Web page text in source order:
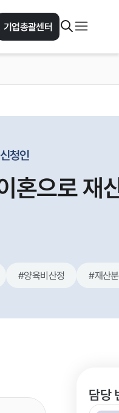
기업총괄센터
신청인
혼으로 재
#양육비산정 #재산
담당